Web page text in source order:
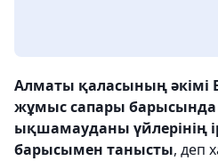
Алматы қаласының әкімі
жұмыс сапары барысында
ықшамауданы үйлерінің
барысымен танысты, деп